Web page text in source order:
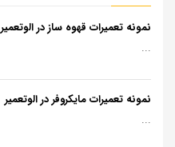
نمونه تعمیرات قهوه ساز در الوتعمیر
...
نمونه تعمیرات مایکروفر در الوتعمیر
...